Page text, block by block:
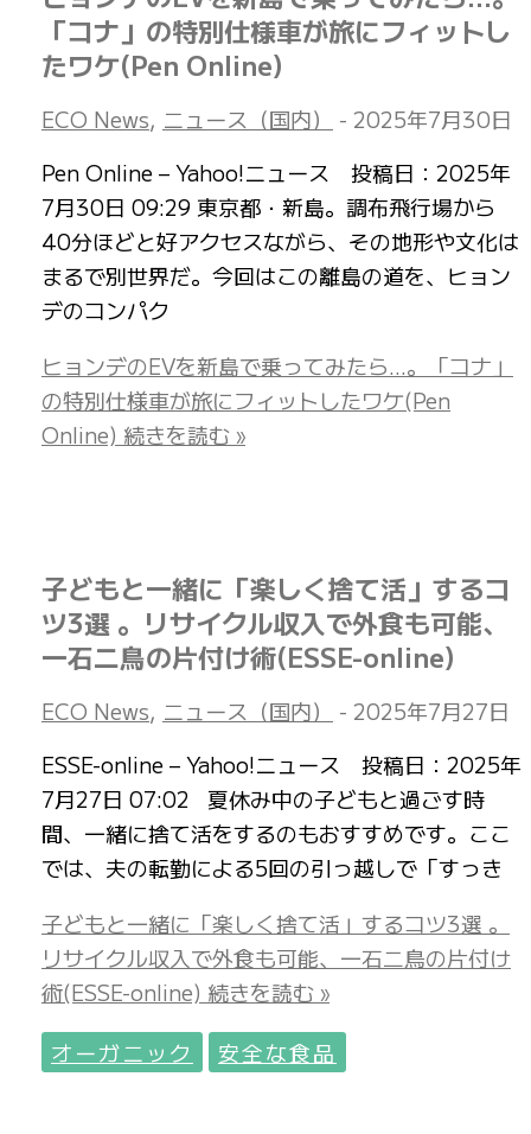
「コナ」の特別仕様車が旅にフィットし
たワケ(Pen Online)
ECO News, ニュース（国内） - 2025年7月30日
Pen Online – Yahoo!ニュース 投稿日：2025年
7月30日 09:29 東京都・新島。調布飛行場から
40分ほどと好アクセスながら、その地形や文化は
まるで別世界だ。今回はこの離島の道を、ヒョン
デのコンパク
ヒョンデのEVを新島で乗ってみたら…。「コナ」
の特別仕様車が旅にフィットしたワケ(Pen
Online) 続きを読む »
子どもと一緒に「楽しく捨て活」するコ
ツ3選 。リサイクル収入で外食も可能、
一石二鳥の片付け術(ESSE-online)
ECO News, ニュース（国内） - 2025年7月27日
ESSE-online – Yahoo!ニュース 投稿日：2025年
7月27日 07:02 夏休み中の子どもと過ごす時
間、一緒に捨て活をするのもおすすめです。ここ
では、夫の転勤による5回の引っ越しで「すっき
子どもと一緒に「楽しく捨て活」するコツ3選 。
リサイクル収入で外食も可能、一石二鳥の片付け
術(ESSE-online) 続きを読む »
オーガニック
安全な食品